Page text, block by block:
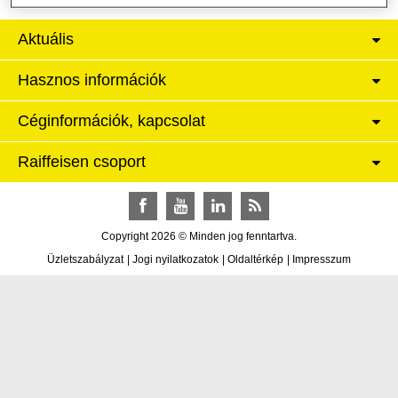
Aktuális
Hasznos információk
Céginformációk, kapcsolat
Raiffeisen csoport
Copyright 2026 © Minden jog fenntartva.
FacebookYouTubeLinkedInRSS
Üzletszabályzat Jogi nyilatkozatok Oldaltérkép Impresszum